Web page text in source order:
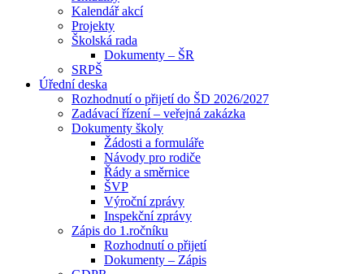
Kalendář akcí
Projekty
Školská rada
Dokumenty – ŠR
SRPŠ
Úřední deska
Rozhodnutí o přijetí do ŠD 2026/2027
Zadávací řízení – veřejná zakázka
Dokumenty školy
Žádosti a formuláře
Návody pro rodiče
Řády a směrnice
ŠVP
Výroční zprávy
Inspekční zprávy
Zápis do 1.ročníku
Rozhodnutí o přijetí
Dokumenty – Zápis